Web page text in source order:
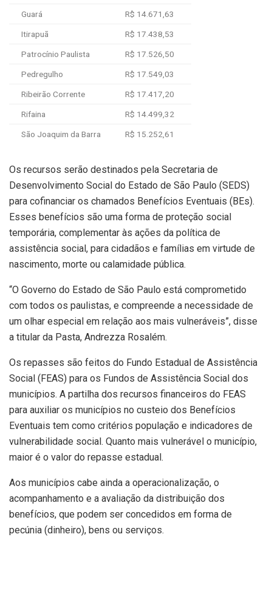
Guará R$ 14.671,63
Itirapuã R$ 17.438,53
Patrocínio Paulista R$ 17.526,50
Pedregulho R$ 17.549,03
Ribeirão Corrente R$ 17.417,20
Rifaina R$ 14.499,32
São Joaquim da Barra R$ 15.252,61
Os recursos serão destinados pela Secretaria de
Desenvolvimento Social do Estado de São Paulo (SEDS)
para cofinanciar os chamados Benefícios Eventuais (BEs).
Esses benefícios são uma forma de proteção social
temporária, complementar às ações da política de
assistência social, para cidadãos e famílias em virtude de
nascimento, morte ou calamidade pública.
“O Governo do Estado de São Paulo está comprometido
com todos os paulistas, e compreende a necessidade de
um olhar especial em relação aos mais vulneráveis”, disse
a titular da Pasta, Andrezza Rosalém.
Os repasses são feitos do Fundo Estadual de Assistência
Social (FEAS) para os Fundos de Assistência Social dos
municípios. A partilha dos recursos financeiros do FEAS
para auxiliar os municípios no custeio dos Benefícios
Eventuais tem como critérios população e indicadores de
vulnerabilidade social. Quanto mais vulnerável o município,
maior é o valor do repasse estadual.
Aos municípios cabe ainda a operacionalização, o
acompanhamento e a avaliação da distribuição dos
benefícios, que podem ser concedidos em forma de
pecúnia (dinheiro), bens ou serviços.